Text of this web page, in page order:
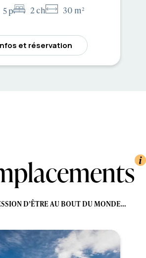
5 p 2 ch 30 m²
et réservation
D’ÊTRE AU BOUT DU MONDE…